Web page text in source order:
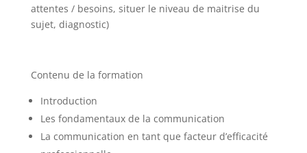
attentes / besoins, situer le niveau de maitrise du
sujet, diagnostic)
Contenu de la formation
Introduction
Les fondamentaux de la communication
La communication en tant que facteur d’efficacité